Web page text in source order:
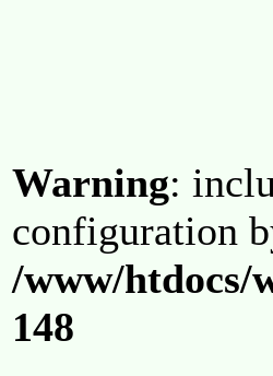
Warning:
configuration
/www/htdocs/
148